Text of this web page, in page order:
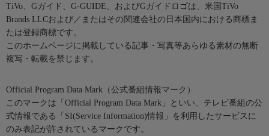
TiVo、Gガイド、G-GUIDE、およびGガイドロゴは、米国TiVo
Brands LLCおよび／またはその関連会社の日本国内における商標ま
たは登録商標です。
このホームページに掲載している記事・写真等あらゆる素材の無断
複写・転載を禁じます。
Official Program Data Mark（公式番組情報マーク）
このマークは「Official Program Data Mark」といい、テレビ番組の公
式情報である「SI(Service Information)情報」を利用したサービスに
のみ表記が許されているマークです。